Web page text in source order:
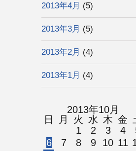
2013年4月 (5)
2013年3月 (5)
2013年2月 (4)
2013年1月 (4)
2013年10月
日
月 火 水 木 金
1
2 3 4
6
7 8 9 10 11